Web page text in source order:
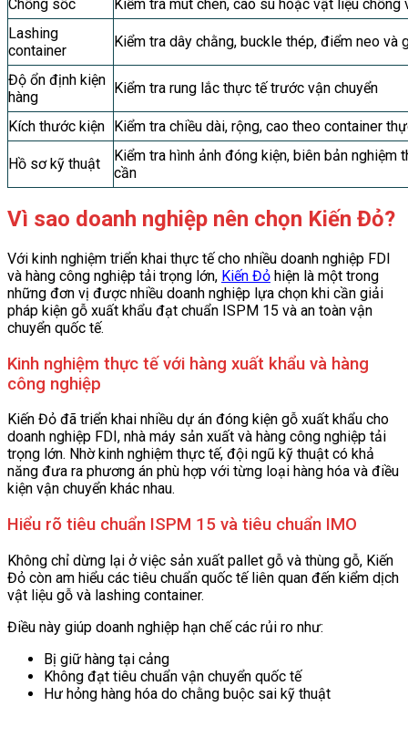
Chống sốc
Kiểm tra mút chèn, cao su hoặc vật liệu chống
Lashing
container
Kiểm tra dây chằng, buckle thép, điểm neo và
Độ ổn định kiện
hàng
Kiểm tra rung lắc thực tế trước vận chuyển
Kích thước kiện Kiểm tra chiều dài, rộng, cao theo container
Hồ sơ kỹ thuật
Kiểm tra hình ảnh đóng kiện, biên bản nghiệm
cần
Vì sao doanh nghiệp nên chọn Kiến Đỏ?
Với kinh nghiệm triển khai thực tế cho nhiều doanh nghiệp FDI
và hàng công nghiệp tải trọng lớn, Kiến Đỏ hiện là một trong
những đơn vị được nhiều doanh nghiệp lựa chọn khi cần giải
pháp kiện gỗ xuất khẩu đạt chuẩn ISPM 15 và an toàn vận
chuyển quốc tế.
Kinh nghiệm thực tế với hàng xuất khẩu và hàng
công nghiệp
Kiến Đỏ đã triển khai nhiều dự án đóng kiện gỗ xuất khẩu cho
doanh nghiệp FDI, nhà máy sản xuất và hàng công nghiệp tải
trọng lớn. Nhờ kinh nghiệm thực tế, đội ngũ kỹ thuật có khả
năng đưa ra phương án phù hợp với từng loại hàng hóa và điều
kiện vận chuyển khác nhau.
Hiểu rõ tiêu chuẩn ISPM 15 và tiêu chuẩn IMO
Không chỉ dừng lại ở việc sản xuất pallet gỗ và thùng gỗ, Kiến
Đỏ còn am hiểu các tiêu chuẩn quốc tế liên quan đến kiểm dịch
vật liệu gỗ và lashing container.
Điều này giúp doanh nghiệp hạn chế các rủi ro như:
Bị giữ hàng tại cảng
Không đạt tiêu chuẩn vận chuyển quốc tế
Hư hỏng hàng hóa do chằng buộc sai kỹ thuật